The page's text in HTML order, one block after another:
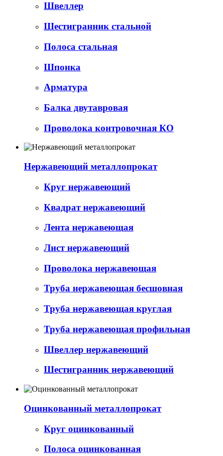
Швеллер
Шестигранник стальной
Полоса стальная
Шпонка
Арматура
Балка двутавровая
Проволока контровочная КО
Нержавеющий металлопрокат
Круг нержавеющий
Квадрат нержавеющий
Лента нержавеющая
Лист нержавеющий
Проволока нержавеющая
Труба нержавеющая бесшовная
Труба нержавеющая круглая
Труба нержавеющая профильная
Швеллер нержавеющий
Шестигранник нержавеющий
Оцинкованный металлопрокат
Круг оцинкованный
Полоса оцинкованная